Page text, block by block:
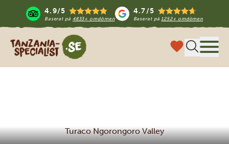
4.9/5
Baserat på 4833+ omdömen
4.7/5
Baserat på1252+ omdömen
Tanzania Specialist
Turaco Ngorongoro Valley